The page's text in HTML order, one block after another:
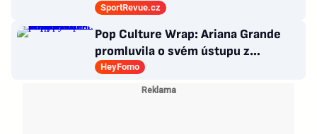
Všichni odešli ze hřiště jako
poražení
SportRevue.cz
Pop Culture Wrap: Ariana Grande
promluvila o svém ústupu z
veřejného života a Sophia z
KATSEYE si dává pauzu od skupiny
HeyFomo